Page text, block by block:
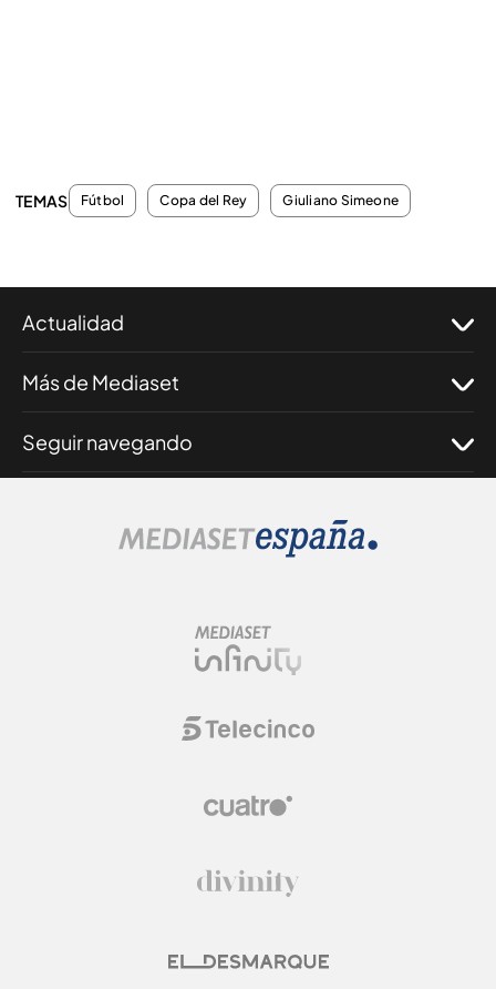
TEMAS Fútbol Copa del Rey Giuliano Simeone
Actualidad
Más de Mediaset
Seguir navegando